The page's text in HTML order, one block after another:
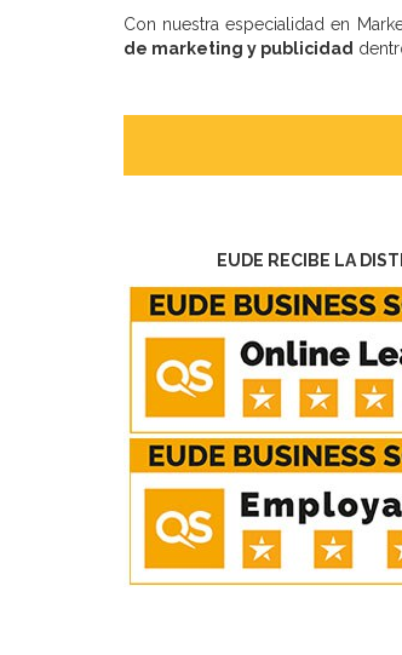
Con nuestra especialidad en
de marketing y publicidad
EUDE RECIBE LA